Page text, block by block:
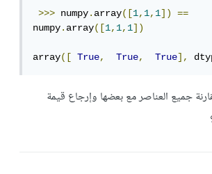
>>> numpy.array([1,1,1])
==
numpy.array([1,1,1])
array([ True, True, True],
جميع العناصر مع بعضها وإرجاع قيمة